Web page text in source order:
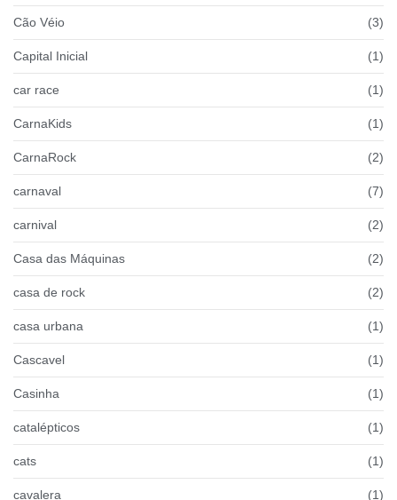
Cão Véio (3)
Capital Inicial (1)
car race (1)
CarnaKids (1)
CarnaRock (2)
carnaval (7)
carnival (2)
Casa das Máquinas (2)
casa de rock (2)
casa urbana (1)
Cascavel (1)
Casinha (1)
catalépticos (1)
cats (1)
cavalera (1)